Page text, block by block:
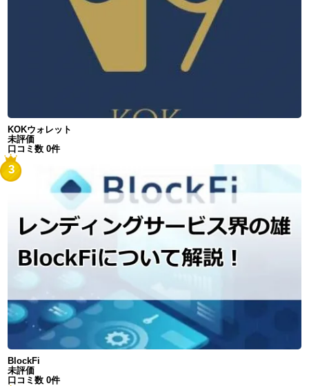
KOKウォレット
未評価
口コミ数 0件
3
BlockFi
未評価
口コミ数 0件